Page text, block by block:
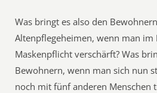
Was bringt es also den
Altenpflegeheimen, wenn man im
Maskenpflicht verschärft? Was
Bewohnern, wenn man sich nun
noch mit fünf anderen Menschen